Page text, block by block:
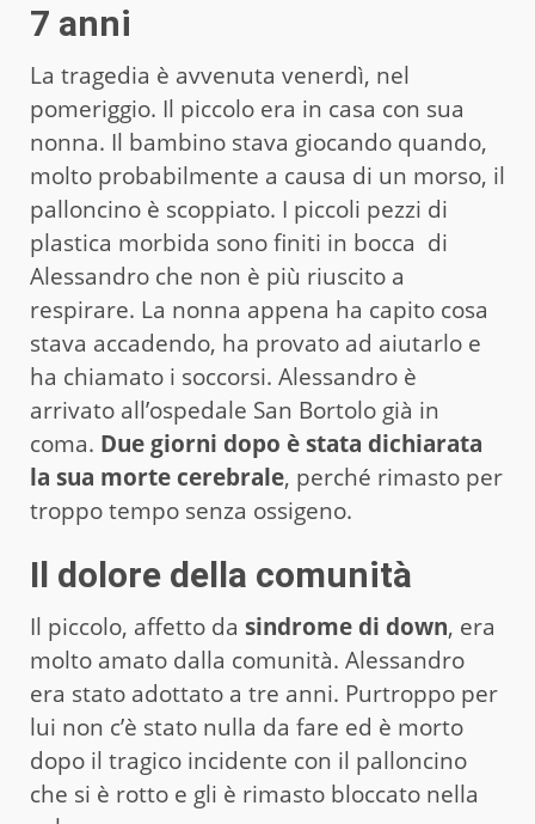
7 anni
La tragedia è avvenuta venerdì, nel
pomeriggio. Il piccolo era in casa con sua
nonna. Il bambino stava giocando quando,
molto probabilmente a causa di un morso, il
palloncino è scoppiato. I piccoli pezzi di
plastica morbida sono finiti in bocca di
Alessandro che non è più riuscito a
respirare. La nonna appena ha capito cosa
stava accadendo, ha provato ad aiutarlo e
ha chiamato i soccorsi. Alessandro è
arrivato all’ospedale San Bortolo già in
coma. Due giorni dopo è stata dichiarata
la sua morte cerebrale, perché rimasto per
troppo tempo senza ossigeno.
Il dolore della comunità
Il piccolo, affetto da sindrome di down, era
molto amato dalla comunità. Alessandro
era stato adottato a tre anni. Purtroppo per
lui non c’è stato nulla da fare ed è morto
dopo il tragico incidente con il palloncino
che si è rotto e gli è rimasto bloccato nella